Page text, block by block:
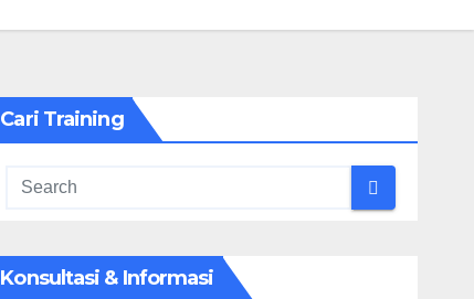
Cari Training
Konsultasi & Informasi